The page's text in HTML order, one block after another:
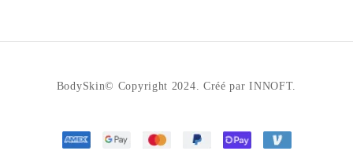
BodySkin© Copyright 2024. Créé par INNOFT.